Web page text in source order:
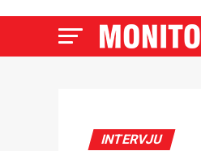
INTERVJU